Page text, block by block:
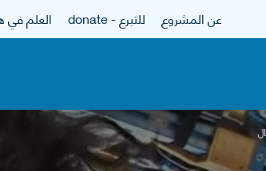
عن المشروع للتبرع - donate العلم في